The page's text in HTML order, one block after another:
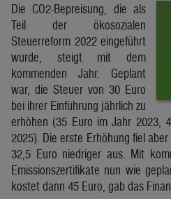
Die CO2-Bepreisung, die als
Teil der ökosozialen
Steuerreform 2022 eingeführt
wurde, steigt mit dem
kommenden Jahr. Geplant
war, die Steuer von 30 Euro
bei ihrer Einführung jährlich zu
erhöhen (35 Euro im Jahr 2023,
2025). Die erste Erhöhung fiel
32,5 Euro niedriger aus. Mit
Emissionszertifikate nun wie
kostet dann 45 Euro, gab das